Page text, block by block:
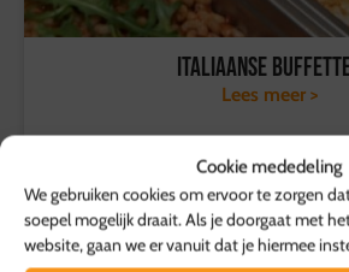
Cookie mededeling
We gebruiken cookies om ervoor te zorgen
soepel mogelijk draait. Als je doorgaat met
website, gaan we er vanuit dat je hiermee
Italiaanse
Lees meer >